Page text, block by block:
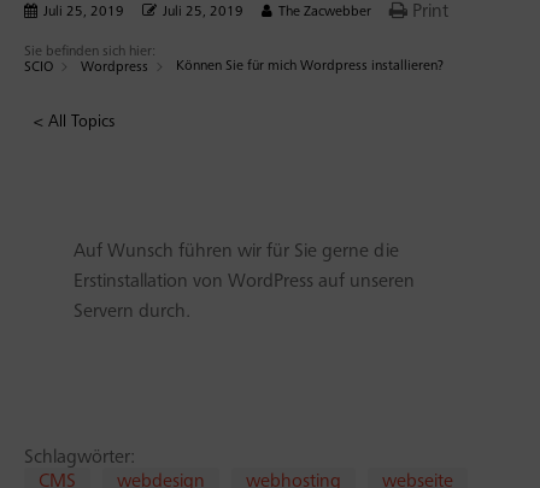
Juli 25, 2019 Juli 25, 2019 The Zacwebber Print
Sie befinden sich hier:
SCIO
Wordpress Können Sie für mich Wordpress installieren?
< All Topics
Auf Wunsch führen wir für Sie gerne die
Erstinstallation von WordPress auf unseren
Servern durch.
Schlagwörter:
CMS
webdesign webhosting
webseite